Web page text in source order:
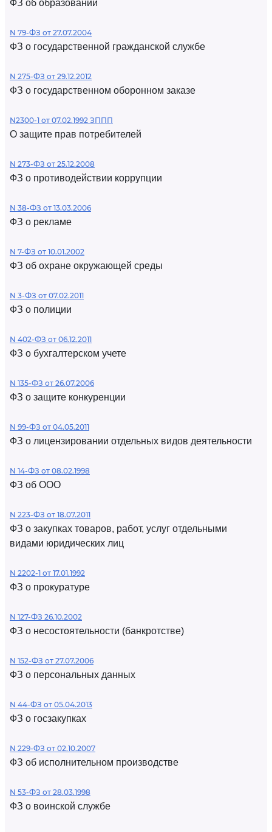
ФЗ об образовании
N 79-ФЗ от 27.07.2004
ФЗ о государственной гражданской службе
N 275-ФЗ от 29.12.2012
ФЗ о государственном оборонном заказе
N2300-1 от 07.02.1992 ЗППП
О защите прав потребителей
N 273-ФЗ от 25.12.2008
ФЗ о противодействии коррупции
N 38-ФЗ от 13.03.2006
ФЗ о рекламе
N 7-ФЗ от 10.01.2002
ФЗ об охране окружающей среды
N 3-ФЗ от 07.02.2011
ФЗ о полиции
N 402-ФЗ от 06.12.2011
ФЗ о бухгалтерском учете
N 135-ФЗ от 26.07.2006
ФЗ о защите конкуренции
N 99-ФЗ от 04.05.2011
ФЗ о лицензировании отдельных видов деятельности
N 14-ФЗ от 08.02.1998
ФЗ об ООО
N 223-ФЗ от 18.07.2011
ФЗ о закупках товаров, работ, услуг отдельными
видами юридических лиц
N 2202-1 от 17.01.1992
ФЗ о прокуратуре
N 127-ФЗ 26.10.2002
ФЗ о несостоятельности (банкротстве)
N 152-ФЗ от 27.07.2006
ФЗ о персональных данных
N 44-ФЗ от 05.04.2013
ФЗ о госзакупках
N 229-ФЗ от 02.10.2007
ФЗ об исполнительном производстве
N 53-ФЗ от 28.03.1998
ФЗ о воинской службе